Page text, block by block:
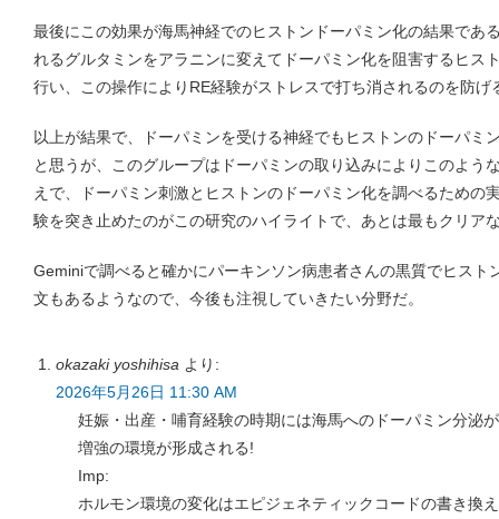
最後にこの効果が海馬神経でのヒストンドーパミン化の結果であ
れるグルタミンをアラニンに変えてドーパミン化を阻害するヒス
行い、この操作によりRE経験がストレスで打ち消されるのを防げ
以上が結果で、ドーパミンを受ける神経でもヒストンのドーパミ
と思うが、このグループはドーパミンの取り込みによりこのよう
えで、ドーパミン刺激とヒストンのドーパミン化を調べるための
験を突き止めたのがこの研究のハイライトで、あとは最もクリア
Geminiで調べると確かにパーキンソン病患者さんの黒質でヒスト
文もあるようなので、今後も注視していきたい分野だ。
okazaki yoshihisa より:
2026年5月26日 11:30 AM
妊娠・出産・哺育経験の時期には海馬へのドーパミン分泌
増強の環境が形成される!
Imp:
ホルモン環境の変化はエピジェネティックコードの書き換